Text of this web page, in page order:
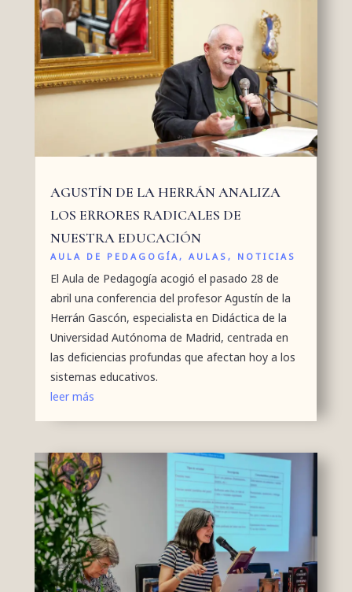
AGUSTÍN DE LA HERRÁN ANALIZA
LOS ERRORES RADICALES DE
NUESTRA EDUCACIÓN
AULA DE PEDAGOGÍA, AULAS, NOTICIAS
El Aula de Pedagogía acogió el pasado 28 de
abril una conferencia del profesor Agustín de la
Herrán Gascón, especialista en Didáctica de la
Universidad Autónoma de Madrid, centrada en
las deficiencias profundas que afectan hoy a los
sistemas educativos.
leer más